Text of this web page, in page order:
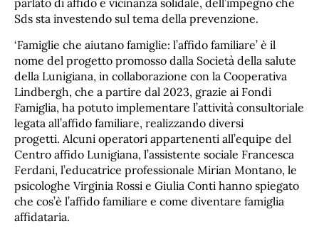
Sds sta investendo sul tema della prevenzione.
‘Famiglie che aiutano famiglie: l’affido familiare’ è il
nome del progetto promosso dalla Società della salute
della Lunigiana, in collaborazione con la Cooperativa
Lindbergh, che a partire dal 2023, grazie ai Fondi
Famiglia, ha potuto implementare l’attività consultoriale
legata all’affido familiare, realizzando diversi
progetti. Alcuni operatori appartenenti all’equipe del
Centro affido Lunigiana, l’assistente sociale Francesca
Ferdani, l’educatrice professionale Mirian Montano, le
psicologhe Virginia Rossi e Giulia Conti hanno spiegato
che cos’è l’affido familiare e come diventare famiglia
affidataria.